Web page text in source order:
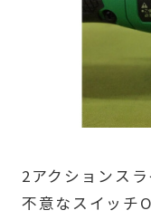
2アクションス
不意なスイッチ